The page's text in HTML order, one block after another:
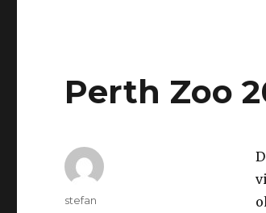
Perth Zoo
Autor
stefan